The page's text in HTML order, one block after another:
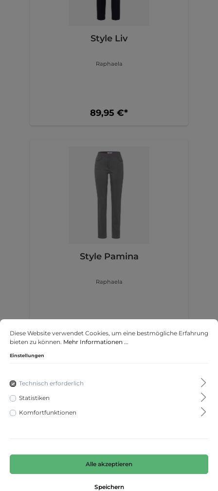
Style Liv
Raphaela
89,95 €*
Style Pamina
Raphaela
99,95 €*
Style Lillyth Chic
Diese Website verwendet Cookies, um eine bestmögliche Erfahrung
bieten zu können. Mehr Informationen ...
Einstellungen
Technisch erforderlich
Statistiken
Komfortfunktionen
Alle akzeptieren
Speichern